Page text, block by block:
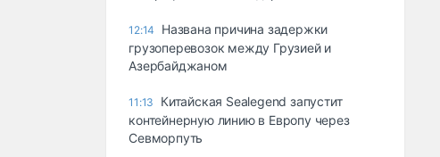
12:14
Названа причина задержки
грузоперевозок между Грузией и
Азербайджаном
11:13
Китайская Sealegend запустит
контейнерную линию в Европу через
Севморпуть